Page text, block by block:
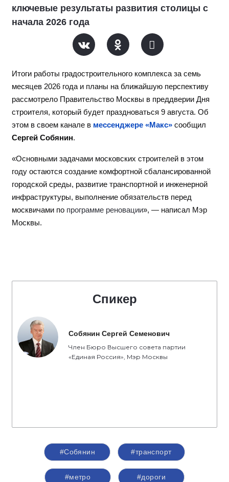
ключевые результаты развития столицы с
начала 2026 года
Итоги работы градостроительного комплекса за семь
месяцев 2026 года и планы на ближайшую перспективу
рассмотрело Правительство Москвы в преддверии Дня
строителя, который будет праздноваться 9 августа. Об
этом в своем канале в мессенджере «Макс» сообщил
Сергей Собянин.
«Основными задачами московских строителей в этом
году остаются создание комфортной сбалансированной
городской среды, развитие транспортной и инженерной
инфраструктуры, выполнение обязательств перед
москвичами по программе реновации», — написал Мэр
Москвы.
Спикер
Собянин Сергей Семенович
Член Бюро Высшего совета партии
«Единая Россия», Мэр Москвы
#Собянин #транспорт
#метро #дороги